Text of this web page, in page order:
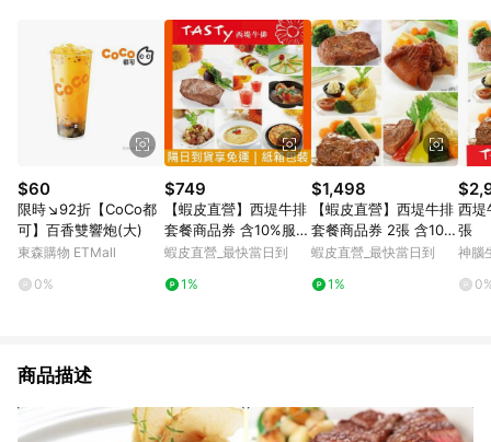
$60
限時↘92折【CoCo都
可】百香雙響炮(大)
東森購物 ETMall
0%
$749
【蝦皮直營】西堤牛排
套餐商品券 含10%服務
費 免運
蝦皮直營_最快當日到
1%
$1,498
【蝦皮直營】西堤牛排
套餐商品券 2張 含10%
服務費 免運
蝦皮直營_最快當日到
1%
西堤
張
神腦
商品描述